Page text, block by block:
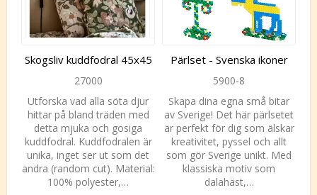
Skogsliv kuddfodral 45x45
27000
Utforska vad alla söta djur
hittar på bland träden med
detta mjuka och gosiga
kuddfodral. Kuddfodralen är
unika, inget ser ut som det
andra (random cut). Material:
100% polyester,…
Pärlset - Svenska ikoner
5900-8
Skapa dina egna små bitar
av Sverige! Det här pärlsetet
är perfekt för dig som älskar
kreativitet, pyssel och allt
som gör Sverige unikt. Med
klassiska motiv som
dalahäst,…